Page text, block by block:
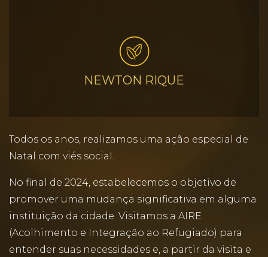
NEWTON RIQUE
Todos os anos, realizamos uma ação especial de
Natal com viés social.
No final de 2024, estabelecemos o objetivo de
promover uma mudança significativa em alguma
instituição da cidade. Visitamos a AIRE
(Acolhimento e Integração ao Refugiado) para
entender suas necessidades e, a partir da visita e